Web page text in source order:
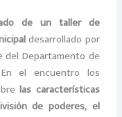
de un taller de
desarrollado por
del Departamento de
el encuentro los
las características
de poderes, el